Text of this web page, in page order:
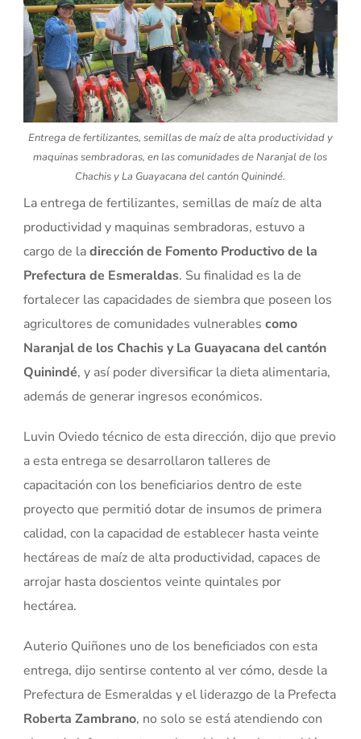
Entrega de fertilizantes, semillas de maíz de alta productividad y
maquinas sembradoras, en las comunidades de Naranjal de los
Chachis y La Guayacana del cantón Quinindé.
La entrega de fertilizantes, semillas de maíz de alta
productividad y maquinas sembradoras, estuvo a
cargo de ladirección de Fomento Productivo de la
Prefectura de Esmeraldas. Su finalidad es la de
fortalecer las capacidades de siembra que poseen los
agricultores de comunidades vulnerablescomo
Naranjal de los Chachis y La Guayacana del cantón
Quinindé, y así poder diversificar la dieta alimentaria,
además de generar ingresos económicos.
Luvin Oviedo técnico de esta dirección, dijo que previo
a esta entrega se desarrollaron talleres de
capacitación con los beneficiarios dentro de este
proyecto que permitió dotar de insumos de primera
calidad, con la capacidad de establecer hasta veinte
hectáreas de maíz de alta productividad, capaces de
arrojar hasta doscientos veinte quintales por
hectárea.
Auterio Quiñones uno de los beneficiados con esta
entrega, dijo sentirse contento al ver cómo, desde la
Prefectura de Esmeraldas y el liderazgo de la Prefecta
Roberta Zambrano, no solo se está atendiendo con